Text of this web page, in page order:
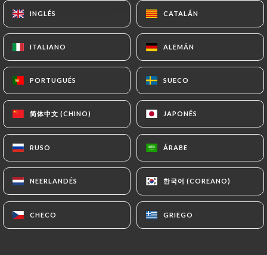
INGLÉS CATALÁN
ITALIANO ALEMÁN
PORTUGUÉS SUECO
简体中文 (CHINO) JAPONÉS
RUSO ÁRABE
NEERLANDÉS 한국어 (COREANO)
CHECO GRIEGO
INGLÉS CATALÁN
ITALIANO ALEMÁN
PORTUGUÉS SUECO
简体中文 (CHINO) JAPONÉS
RUSO ÁRABE
NEERLANDÉS 한국어 (COREANO)
CHECO GRIEGO